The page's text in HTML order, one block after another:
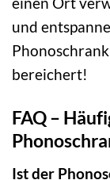
und
bereichert!
FAQ –
Ist der